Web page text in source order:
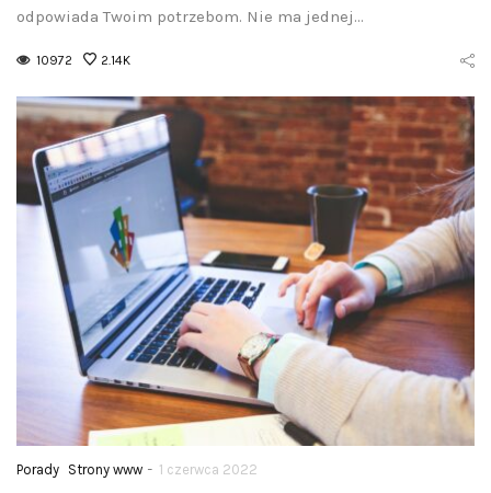
odpowiada Twoim potrzebom. Nie ma jednej…
10972 2.14K
Porady Strony www - 1 czerwca 2022